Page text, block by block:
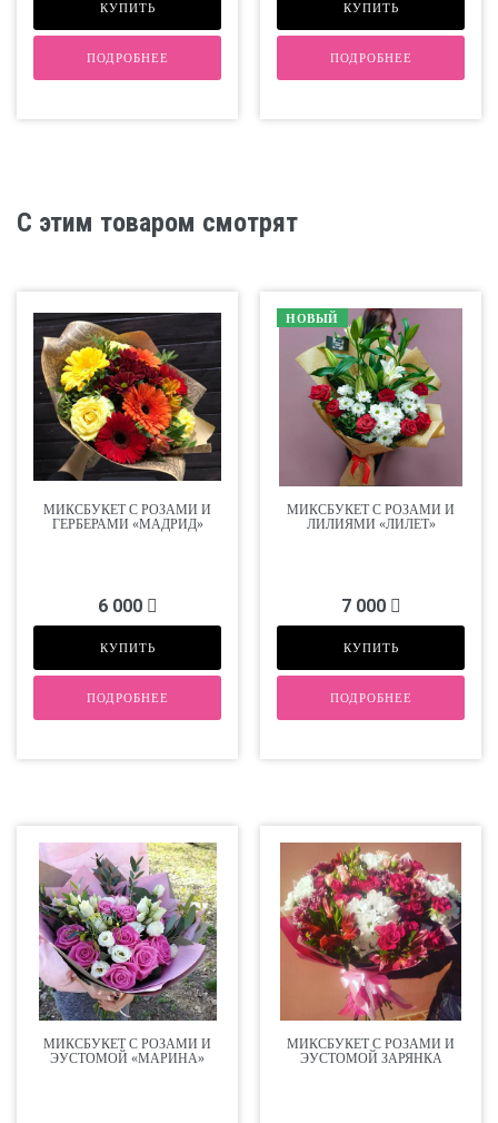
КУПИТЬ
ПОДРОБНЕЕ
КУПИТЬ
ПОДРОБНЕЕ
С этим товаром смотрят
МИКСБУКЕТ С РОЗАМИ И
ГЕРБЕРАМИ «МАДРИД»
6 000
КУПИТЬ
ПОДРОБНЕЕ
НОВЫЙ
МИКСБУКЕТ С РОЗАМИ И
ЛИЛИЯМИ «ЛИЛЕТ»
7 000
КУПИТЬ
ПОДРОБНЕЕ
МИКСБУКЕТ С РОЗАМИ И
ЭУСТОМОЙ «МАРИНА»
МИКСБУКЕТ С РОЗАМИ И
ЭУСТОМОЙ ЗАРЯНКА